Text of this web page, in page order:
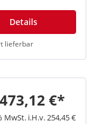
Details
lieferbar
€*
MwSt. i.H.v. 254,45 €